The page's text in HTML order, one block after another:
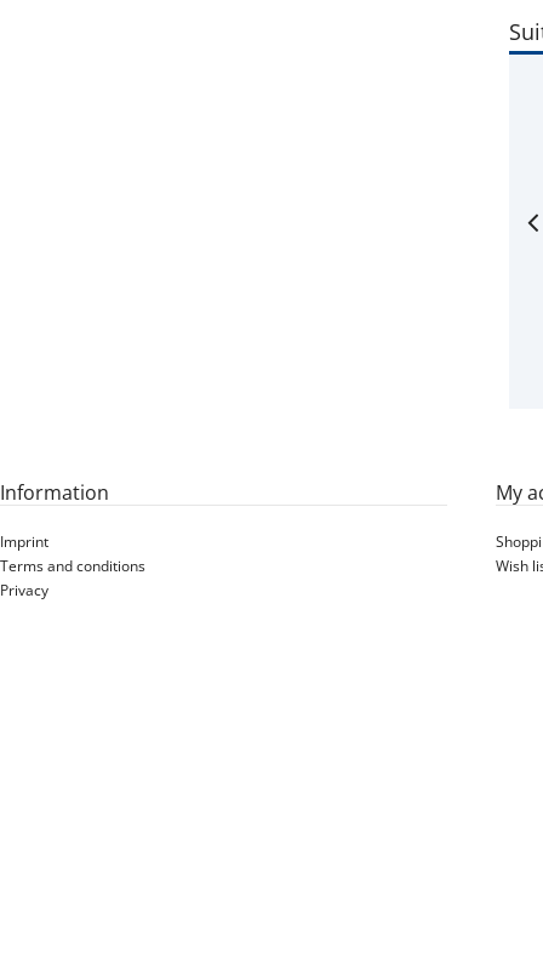
Information
Imprint
Terms and conditions
Privacy
My
Wish